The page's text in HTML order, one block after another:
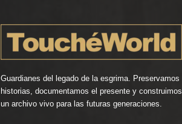
Guardianes del legado de la esgrima. Preservamos
historias, documentamos el presente y construimos
un archivo vivo para las futuras generaciones.